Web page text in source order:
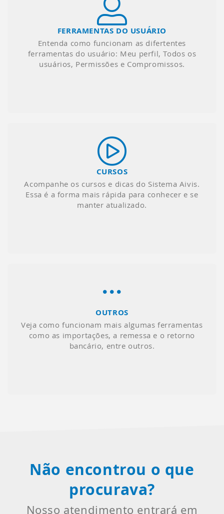
FERRAMENTAS DO USUÁRIO
Entenda como funcionam as difertentes
ferramentas do usuário: Meu perfil, Todos os
usuários, Permissões e Compromissos.
CURSOS
Acompanhe os cursos e dicas do Sistema Aivis.
Essa é a forma mais rápida para conhecer e se
manter atualizado.
OUTROS
Veja como funcionam mais algumas ferramentas
como as importações, a remessa e o retorno
bancário, entre outros.
Não encontrou o que
procurava?
Nosso atendimento entrará em